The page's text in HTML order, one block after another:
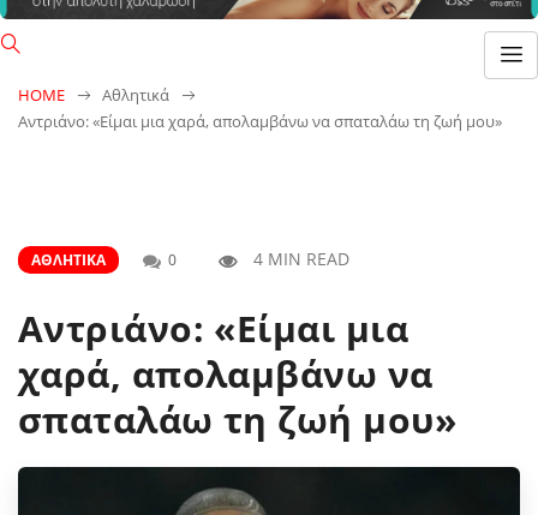
HOME
Αθλητικά
Αντριάνο: «Είμαι μια χαρά, απολαμβάνω να σπαταλάω τη ζωή μου»
ΑΘΛΗΤΙΚΆ 0 4 MIN READ
Αντριάνο: «Είμαι μια
χαρά, απολαμβάνω να
σπαταλάω τη ζωή μου»